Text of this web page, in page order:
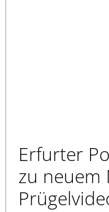
Erfurter
zu neuem